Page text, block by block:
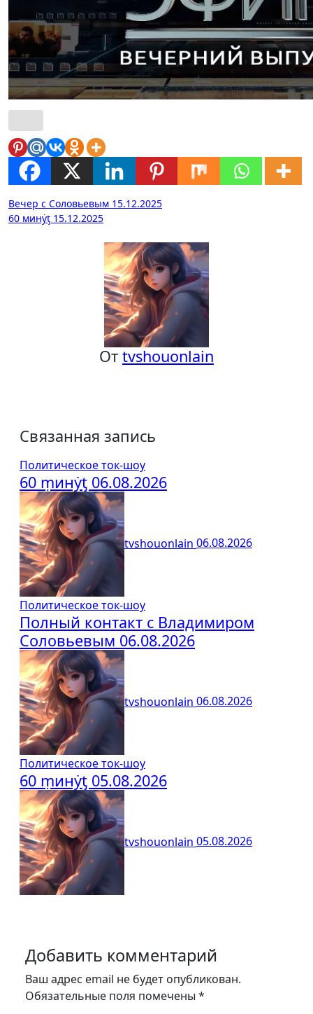
Навигация
по
Вечер с Соловьевым 15.12.2025
60 минẏƫ 15.12.2025
От tvshouonlain
Связанная запись
Политическое ток-шоу
60 ṃинẏƫ 06.08.2026
tvshouonlain 06.08.2026
Политическое ток-шоу
Полный контакт с Владимиром
Соловьевым 06.08.2026
tvshouonlain 06.08.2026
Политическое ток-шоу
60 ṃинẏƫ 05.08.2026
tvshouonlain 05.08.2026
Добавить комментарий
Ваш адрес email не будет опубликован.
Обязательные поля помечены *